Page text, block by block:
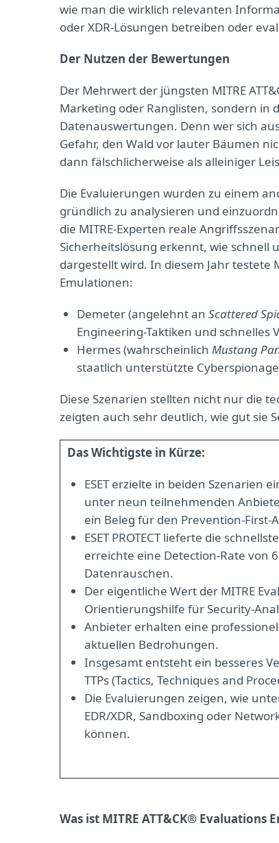
wie man die wirklich relevanten
oder XDR-Lösungen betreiben oder
Der Nutzen der Bewertungen
Der Mehrwert der jüngsten MITRE
Marketing oder Ranglisten, sondern
Datenauswertungen. Denn wer sich
Gefahr, den Wald vor lauter Bäumen
dann fälschlicherweise als alleiniger
Die Evaluierungen wurden zu einem
gründlich zu analysieren und
die MITRE-Experten reale
Sicherheitslösung erkennt, wie schnell
dargestellt wird. In diesem Jahr testete
Emulationen:
Demeter(angelehnt an Scattered
Engineering-Taktiken und schnelles
Hermes(wahrscheinlich Mustang
staatlich unterstützte
Diese Szenarien stellten nicht nur die
zeigten auch sehr deutlich, wie gut sie
Das Wichtigste in Kürze:
ESET erzielte in beiden Szenarien
unter neun teilnehmenden
ein Beleg für den Prevention-First-
ESET PROTECT lieferte die
erreichte eine Detection-Rate von
Datenrauschen.
Der eigentliche Wert der MITRE
Orientierungshilfe für Security-
Anbieter erhalten eine
aktuellen Bedrohungen.
Insgesamt entsteht ein besseres
TTPs (Tactics, Techniques and
Die Evaluierungen zeigen, wie
EDR/XDR, Sandboxing oder
können.
Was ist MITRE ATT&CK® Evaluations